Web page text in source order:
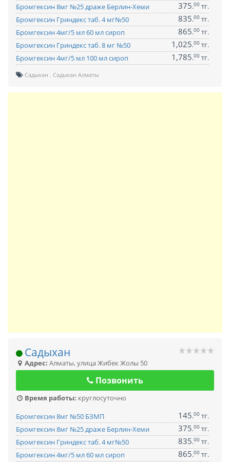
Бромгексин 8мг №25 драже Берлин-Хеми
375.00 тг.
Бромгексин Гриндекс таб. 4 мг№50
835.00 тг.
Бромгексин 4мг/5 мл 60 мл сироп
865.00 тг.
Бромгексин Гриндекс таб. 8 мг №50
1,025.00 тг.
Бромгексин 4мг/5 мл 100 мл сироп
1,785.00 тг.
Садыхан Садыхан Алматы
Садыхан
Адрес: Алматы,улица Жибек Жолы 50
Позвонить
Время работы: круглосуточно
Бромгексин 8мг №50 БЗМП
145.00 тг.
Бромгексин 8мг №25 драже Берлин-Хеми
375.00 тг.
Бромгексин Гриндекс таб. 4 мг№50
835.00 тг.
Бромгексин 4мг/5 мл 60 мл сироп
865.00 тг.